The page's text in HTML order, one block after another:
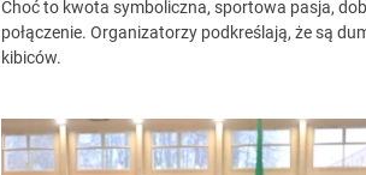
Choć to kwota symboliczna, sportowa pasja,
połączenie. Organizatorzy podkreślają, że są
kibiców.